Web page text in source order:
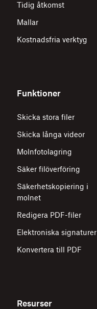
Tidig åtkomst
Mallar
Kostnadsfria verktyg
Funktioner
Skicka stora filer
Skicka långa videor
Molnfotolagring
Säker filöverföring
Säkerhetskopiering i
molnet
Redigera PDF-filer
Elektroniska signaturer
Konvertera till PDF
Resurser